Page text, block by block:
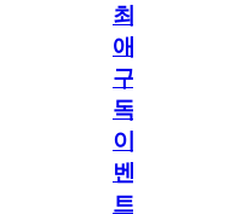
최
애
구
독
이
벤
트